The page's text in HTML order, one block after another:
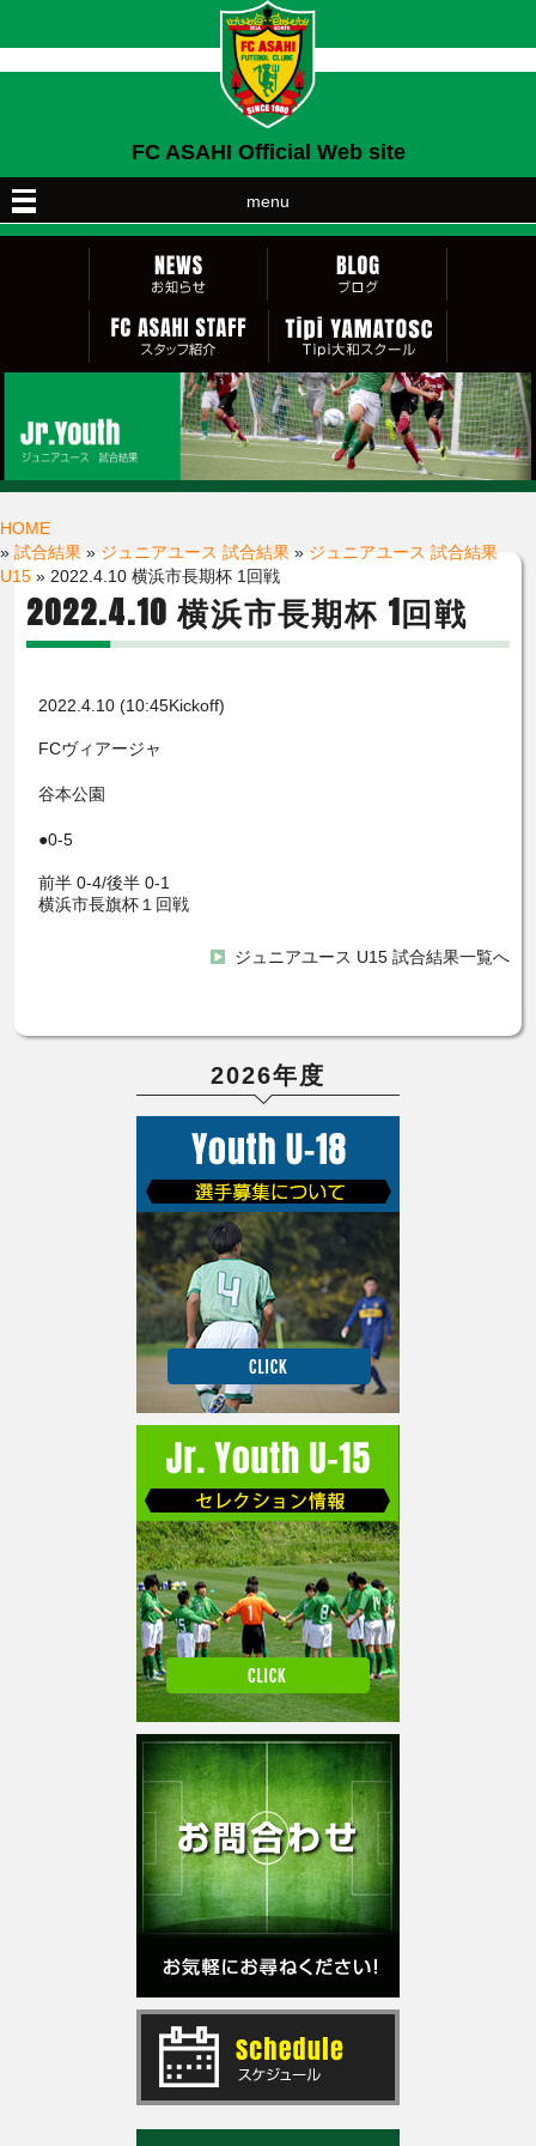
FC ASAHI Official Web site
menu
HOME
» 試合結果 » ジュニアユース 試合結果 » ジュニアユース 試合結果
U15 » 2022.4.10 横浜市長期杯 1回戦
2022.4.10 横浜市長期杯 1回戦
2022.4.10 (10:45Kickoff)
FCヴィアージャ
谷本公園
●0-5
前半 0-4/後半 0-1
横浜市長旗杯１回戦
ジュニアユース U15 試合結果一覧へ
2026年度